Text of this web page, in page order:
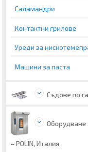
Саламандри
Контактни грилове
Уреди за
Машини за паста
Съдове по
Оборудване
– POLIN, Италия